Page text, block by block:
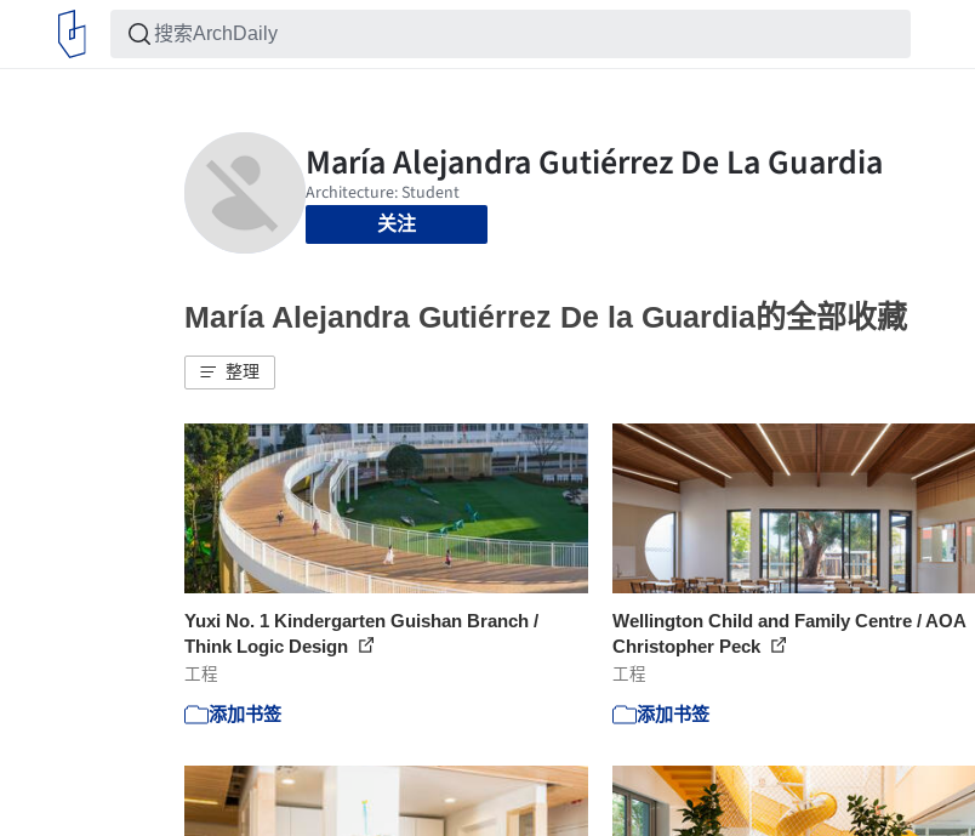
关注
María Alejandra Gutiérrez De la Guardia的全部收藏
整理
Yuxi No. 1 Kindergarten Guishan Branch /
Think Logic Design
工程
添加书签
Wellington Child and Family Centre / AOA
Christopher Peck
工程
添加书签